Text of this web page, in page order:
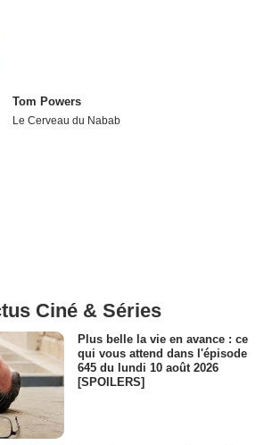
Tom Powers
Le Cerveau du Nabab
Ciné & Séries
Plus belle la vie en avance : ce
qui vous attend dans l'épisode
645 du lundi 10 août 2026
[SPOILERS]